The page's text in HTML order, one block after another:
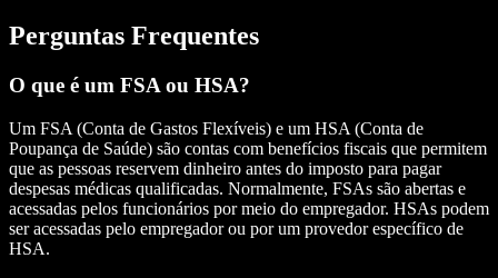
Perguntas Frequentes
O que é um FSA ou HSA?
Um FSA (Conta de Gastos Flexíveis) e um HSA (Conta de
Poupança de Saúde) são contas com benefícios fiscais que permitem
que as pessoas reservem dinheiro antes do imposto para pagar
despesas médicas qualificadas. Normalmente, FSAs são abertas e
acessadas pelos funcionários por meio do empregador. HSAs podem
ser acessadas pelo empregador ou por um provedor específico de
HSA.